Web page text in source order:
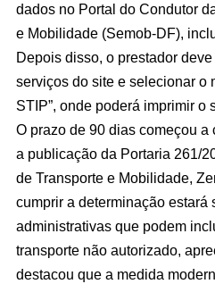
dados no Portal do Condutor
e Mobilidade (Semob-DF),
Depois disso, o prestador
serviços do site e selecionar o
STIP”, onde poderá imprimir o
O prazo de 90 dias começou a
a publicação da Portaria 261/
de Transporte e Mobilidade,
cumprir a determinação estará
administrativas que podem
transporte não autorizado,
destacou que a medida